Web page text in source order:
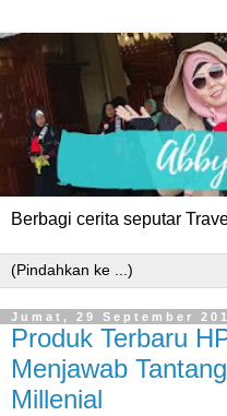
Berbagi cerita seputar
Jumat, 29 September
Produk Terbaru
Menjawab
Millenial